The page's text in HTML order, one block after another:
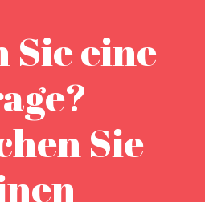
Sie eine
Sie